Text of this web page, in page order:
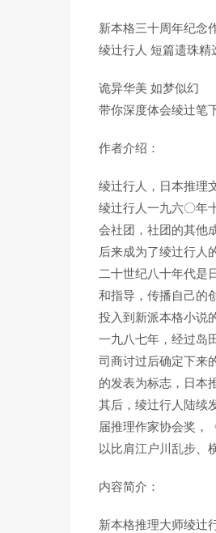
新本格三十周年纪念
绫辻行人 短篇遗珠精
诡异华美 如梦似幻
带你深度体会绫辻笔
作者介绍：
绫辻行人，日本推理
绫辻行人一九六〇年
会社团，社团的其他
后来成为了绫辻行人
二十世纪八十年代是
和指导，传播自己的
投入到新派本格小说
一九八七年，经过岛
司商讨过后确定下来
的发表为标志，日本
其后，绫辻行人陆续
届推理作家协会奖，
以比肩江户川乱步、
内容简介：
新本格推理大师绫辻